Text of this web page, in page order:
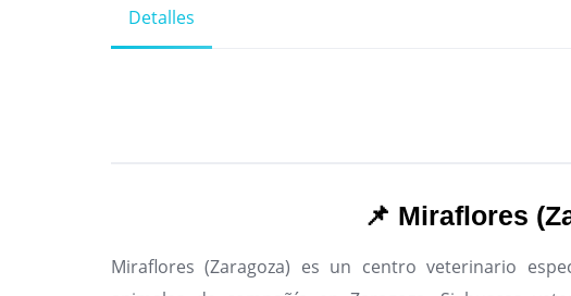
Detalles
📌 Miraflores
Miraflores (Zaragoza) es un centro veterinario